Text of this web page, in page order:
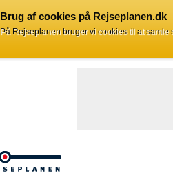
Brug af cookies på Rejseplanen.dk
På Rejseplanen bruger vi cookies til at